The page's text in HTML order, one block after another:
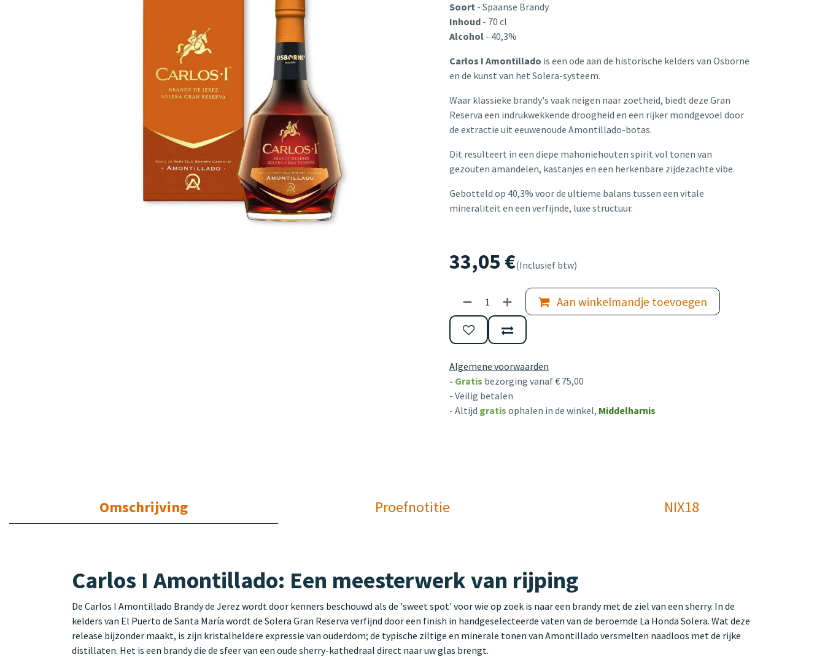
Soort - Spaanse Brandy
Inhoud - 70 cl
Alcohol - 40,3%
Carlos I Amontillado is een ode aan de historische kelders van Osborne
en de kunst van het Solera-systeem.
Waar klassieke brandy's vaak neigen naar zoetheid, biedt deze Gran
Reserva een indrukwekkende droogheid en een rijker mondgevoel door
de extractie uit eeuwenoude Amontillado-botas.
Dit resulteert in een diepe mahoniehouten spirit vol tonen van
gezouten amandelen, kastanjes en een herkenbare zijdezachte vibe.
Gebotteld op 40,3% voor de ultieme balans tussen een vitale
mineraliteit en een verfijnde, luxe structuur.
33,05 €(Inclusief btw)
Aan winkelmandje toevoegen
Algemene voorwaarden
- Gratis bezorging vanaf € 75,00
- Veilig betalen
- Altijd gratis ophalen in de winkel, Middelharnis
Omschrijving Proefnotitie NIX18
Carlos I Amontillado: Een meesterwerk van rijping
De Carlos I Amontillado Brandy de Jerez wordt door kenners beschouwd als de 'sweet spot' voor wie op zoek is naar een brandy met de ziel van een sherry. In de
kelders van El Puerto de Santa María wordt de Solera Gran Reserva verfijnd door een finish in handgeselecteerde vaten van de beroemde La Honda Solera. Wat deze
release bijzonder maakt, is zijn kristalheldere expressie van ouderdom; de typische ziltige en minerale tonen van Amontillado versmelten naadloos met de rijke
distillaten. Het is een brandy die de sfeer van een oude sherry-kathedraal direct naar uw glas brengt.